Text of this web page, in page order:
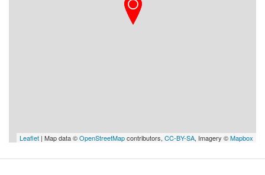
Leaflet | Map data ©OpenStreetMapcontributors, CC-BY-SA, Imagery ©Mapbox